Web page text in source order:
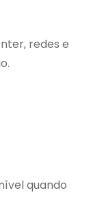
redes e
quando